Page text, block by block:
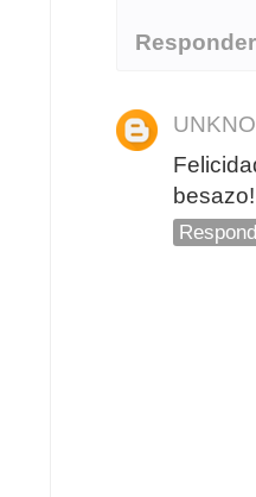
Responder
besazo!